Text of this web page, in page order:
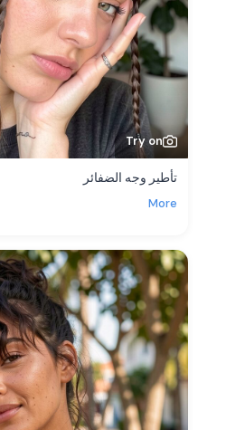
Try on
تأطير وجه الضفائر
More